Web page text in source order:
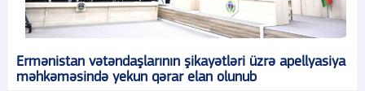
Ermənistan vətəndaşlarının şikayətləri üzrə apellyasiya
məhkəməsində yekun qərar elan olunub